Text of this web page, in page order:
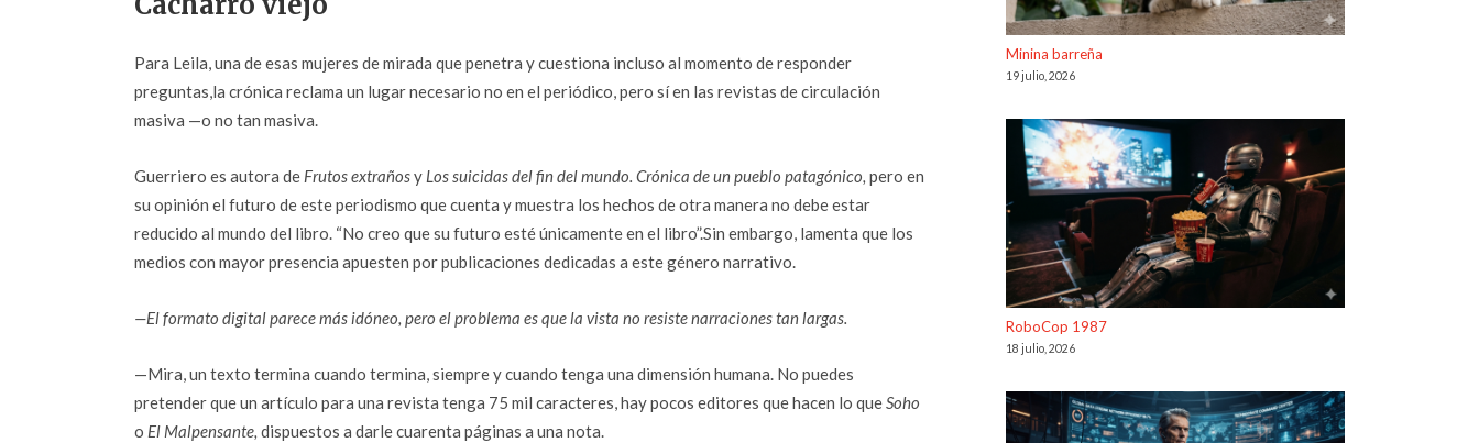
Para Leila, una de esas mujeres de mirada que penetra y cuestiona incluso al momento de responder
preguntas,la crónica reclama un lugar necesario no en el periódico, pero sí en las revistas de circulación
masiva —o no tan masiva.
Guerriero es autora de Frutos extrañosy Los suicidas del fin del mundo. Crónica de un pueblo patagónico, pero en
su opinión el futuro de este periodismo que cuenta y muestra los hechos de otra manera no debe estar
reducido al mundo del libro. “No creo que su futuro esté únicamente en el libro”.Sin embargo, lamenta que los
medios con mayor presencia apuesten por publicaciones dedicadas a este género narrativo.
—El formato digital parece más idóneo, pero el problema es que la vista no resiste narraciones tan largas.
—Mira, un texto termina cuando termina, siempre y cuando tenga una dimensión humana. No puedes
pretender que un artículo para una revista tenga 75 mil caracteres, hay pocos editores que hacen lo queSoho
o El Malpensante, dispuestos a darle cuarenta páginas a una nota.
Minina barreña
19 julio, 2026
RoboCop 1987
18 julio, 2026